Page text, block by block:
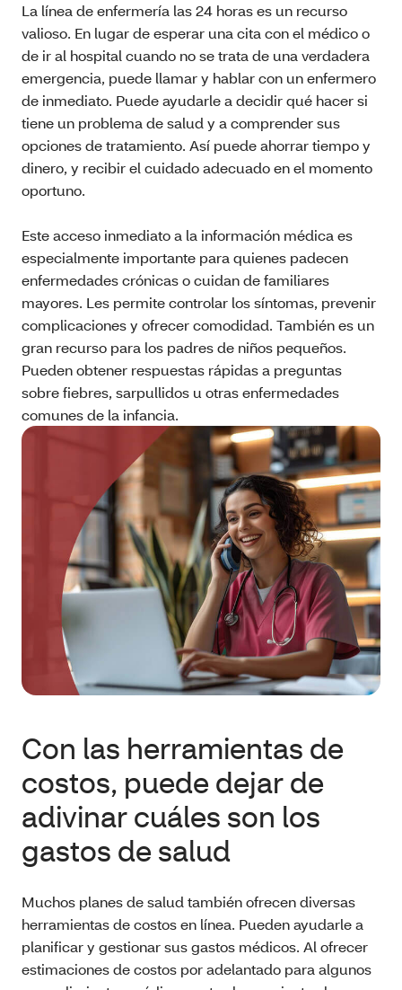
La línea de enfermería las 24 horas es un recurso
valioso. En lugar de esperar una cita con el médico o
de ir al hospital cuando no se trata de una verdadera
emergencia, puede llamar y hablar con un enfermero
de inmediato. Puede ayudarle a decidir qué hacer si
tiene un problema de salud y a comprender sus
opciones de tratamiento. Así puede ahorrar tiempo y
dinero, y recibir el cuidado adecuado en el momento
oportuno.
Este acceso inmediato a la información médica es
especialmente importante para quienes padecen
enfermedades crónicas o cuidan de familiares
mayores. Les permite controlar los síntomas, prevenir
complicaciones y ofrecer comodidad. También es un
gran recurso para los padres de niños pequeños.
Pueden obtener respuestas rápidas a preguntas
sobre fiebres, sarpullidos u otras enfermedades
comunes de la infancia.
Con las herramientas de
costos, puede dejar de
adivinar cuáles son los
gastos de salud
Muchos planes de salud también ofrecen diversas
herramientas de costos en línea. Pueden ayudarle a
planificar y gestionar sus gastos médicos. Al ofrecer
estimaciones de costos por adelantado para algunos